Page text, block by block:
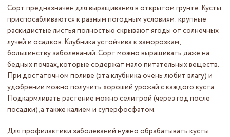
Сорт предназначен для выращивания в открытом грунте. Кусты
приспосабливаются к разным погодным условиям: крупные
раскидистые листья полностью скрывают ягоды от солнечных
лучей и осадков. Клубника устойчива к заморозкам,
большинству заболеваний. Сорт можно выращивать даже на
бедных почвах, которые содержат мало питательных веществ.
При достаточном поливе (эта клубника очень любит влагу) и
удобрении можно получить хороший урожай с каждого куста.
Подкармливать растение можно селитрой (через год после
посадки), а также калием и суперфосфатом.
Для профилактики заболеваний нужно обрабатывать кусты